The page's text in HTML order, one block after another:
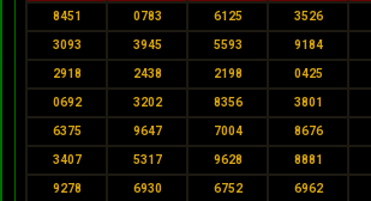
8451 0783 6125 3526
3093 3945 5593 9184
2918 2438 2198 0425
0692 3202 8356 3801
6375 9647 7004 8676
3407 5317 9628 8881
9278 6930 6752 6962